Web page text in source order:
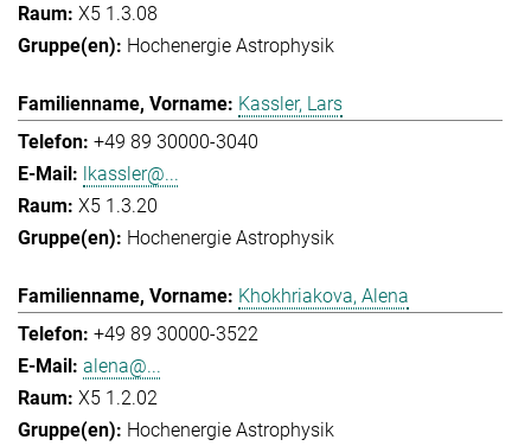
X5 1.3.08
Hochenergie Astrophysik
Kassler, Lars
+49 89 30000-3040
lkassler@...
X5 1.3.20
Hochenergie Astrophysik
Khokhriakova, Alena
+49 89 30000-3522
alena@...
X5 1.2.02
Hochenergie Astrophysik